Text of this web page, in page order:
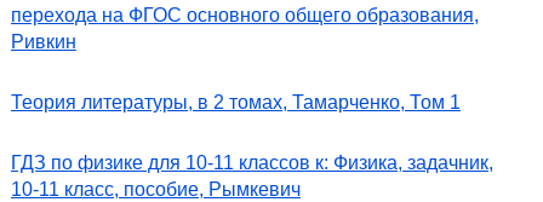
перехода на ФГОС основного общего образования,
Ривкин
Теория литературы, в 2 томах, Тамарченко, Том 1
ГДЗ по физике для 10-11 классов к: Физика, задачник,
10-11 класс, пособие, Рымкевич